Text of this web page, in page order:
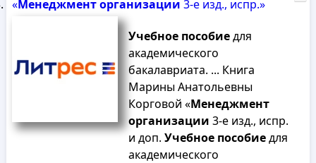
«Менеджменторганизации 3-е изд., испр.»
Учебное пособиедля
академического
бакалавриата. ... Книга
Марины Анатольевны
Корговой «Менеджмент
организации 3-е изд., испр.
и доп. Учебное пособиедля
академического